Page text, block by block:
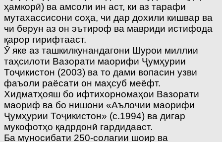
ҳамкорӣ) ва амсоли ин аст, ки аз тарафи
мутахассисони соҳа, чи дар дохили кишвар ва
чи берун аз он эътироф ва мавриди истифода
қарор гирифтааст.
Ӯ яке аз ташкилкунандагони Шурои миллии
таҳсилоти Вазорати маорифи Ҷумҳурии
Тоҷикистон (2003) ва то дами вопасин узви
фаъоли раёсати он маҳсуб меёфт.
Хидматҳояш бо ифтихорномаҳои Вазорати
маориф ва бо нишони «Аълочии маорифи
Ҷумҳурии Тоҷикистон» (с.1994) ва дигар
мукофотҳо қадрдонӣ гардидааст.
Ба муносибати 250-солагии шоир ва